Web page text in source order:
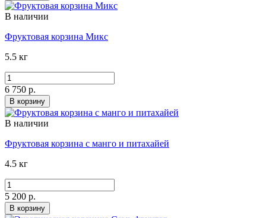
В наличии
Фруктовая корзина Микс
5.5 кг
6 750 р.
В корзину
В наличии
Фруктовая корзина с манго и питахайей
4.5 кг
5 200 р.
В корзину